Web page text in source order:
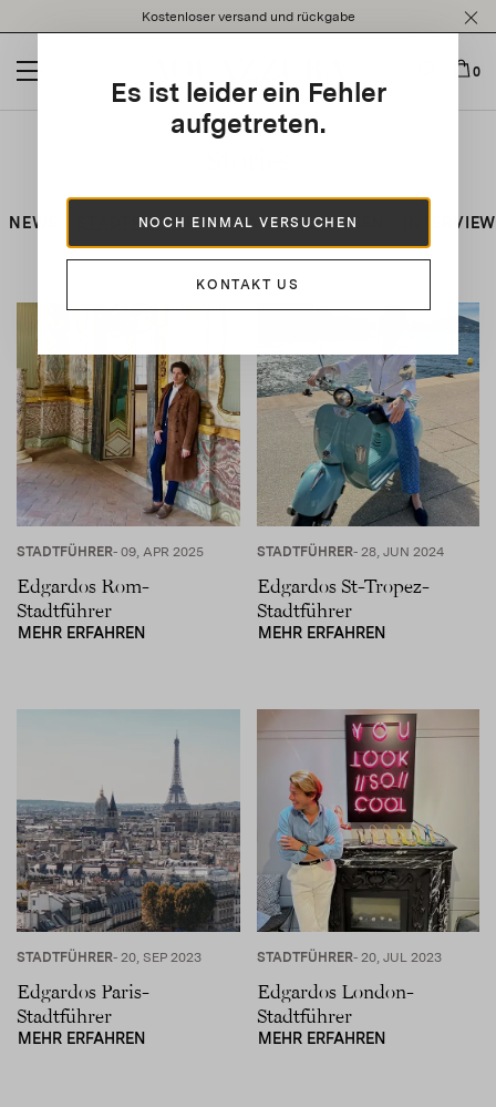
note:
website
an
Kostenloser versand und rückgabe
0
Es ist leider ein Fehler
aufgetreten.
NOCH EINMAL VERSUCHEN
KONTAKT US
NEWS STADTFÜHRER VERANSTALTUNGEN
STADTFÜHRER- 09, APR 2025
Edgardos Rom-
Stadtführer
MEHR ERFAHREN
STADTFÜHRER- 28, JUN 2024
Edgardos St-Tropez-
Stadtführer
MEHR ERFAHREN
STADTFÜHRER- 20, SEP 2023
Edgardos Paris-
Stadtführer
MEHR ERFAHREN
STADTFÜHRER- 20, JUL 2023
Edgardos London-
Stadtführer
MEHR ERFAHREN